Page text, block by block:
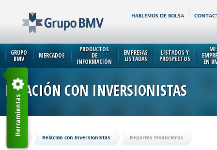
HABLEMOS DE BOLSA
GRUPO
BMV MERCADOS
PRODUCTOS
DE
INFORMACIÓN
EMPRESAS
LISTADAS
LISTADOS Y
PROSPECTOS
MI
EN
RELACIÓN CON INVERSIONISTAS
Inicio Relación con Inversionistas Reportes Financieros
Herramientas